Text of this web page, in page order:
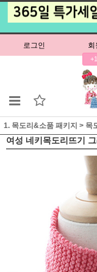
로그인 회
1. 목도리&소품 패키지 > 목
여성 네키목도리뜨기